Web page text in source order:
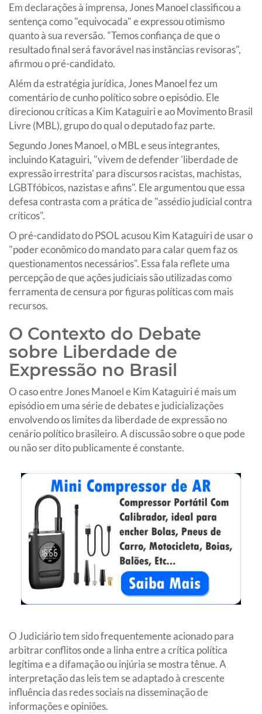
Em declarações à imprensa, Jones Manoel classificou a
sentença como "equivocada" e expressou otimismo
quanto à sua reversão. "Temos confiança de que o
resultado final será favorável nas instâncias revisoras",
afirmou o pré-candidato.
Além da estratégia jurídica, Jones Manoel fez um
comentário de cunho político sobre o episódio. Ele
direcionou críticas a Kim Kataguiri e ao Movimento Brasil
Livre (MBL), grupo do qual o deputado faz parte.
Segundo Jones Manoel, o MBL e seus integrantes,
incluindo Kataguiri, "vivem de defender 'liberdade de
expressão irrestrita' para discursos racistas, machistas,
LGBTfóbicos, nazistas e afins". Ele argumentou que essa
defesa contrasta com a prática de "assédio judicial contra
críticos".
O pré-candidato do PSOL acusou Kim Kataguiri de usar o
"poder econômico do mandato para calar quem faz os
questionamentos necessários". Essa fala reflete uma
percepção de que ações judiciais são utilizadas como
ferramenta de censura por figuras políticas com mais
recursos.
O Contexto do Debate
sobre Liberdade de
Expressão no Brasil
O caso entre Jones Manoel e Kim Kataguiri é mais um
episódio em uma série de debates e judicializações
envolvendo os limites da liberdade de expressão no
cenário político brasileiro. A discussão sobre o que pode
ou não ser dito publicamente é constante.
O Judiciário tem sido frequentemente acionado para
arbitrar conflitos onde a linha entre a crítica política
legítima e a difamação ou injúria se mostra tênue. A
interpretação das leis tem se adaptado à crescente
influência das redes sociais na disseminação de
informações e opiniões.